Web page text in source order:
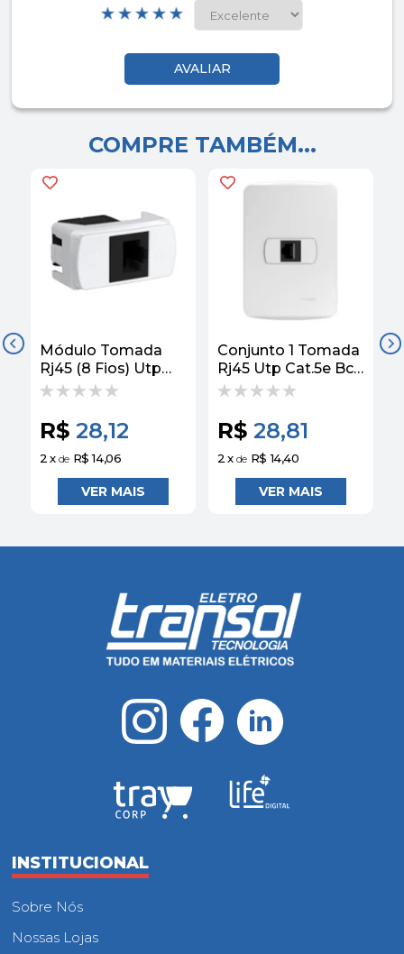
COMPRE TAMBÉM...
Módulo Tomada
Rj45 (8 Fios) Utp
Cat.5 S3b74100
R$ 28,12
2x de R$ 14,06
Conjunto 1 Tomada
Rj45 Utp Cat.5e Bc
4x2 S3b64100 Miluz
R$ 28,81
2x de R$ 14,40
INSTITUCIONAL
Sobre Nós
Nossas Lojas